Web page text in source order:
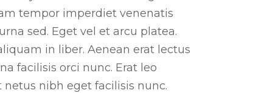
tempor imperdiet venenatis
sed. Eget vel et arcu platea.
in liber. Aenean erat lectus
facilisis orci nunc. Erat leo
nibh eget facilisis nunc.